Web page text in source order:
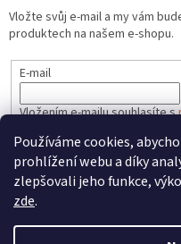
Používáme cookies,
prohlížení webu a díky
zlepšovali jeho funkce,
zde.
Vložte svůj e-mail a my vám
produktech na našem e-shopu.
E-mail
Vložením e-mailu souhlasíte s
PŘIHLÁSIT SE